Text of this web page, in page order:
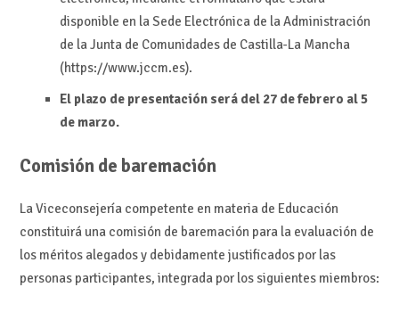
disponible en la Sede Electrónica de la Administración
de la Junta de Comunidades de Castilla-La Mancha
(https://www.jccm.es).
El plazo de presentación será del 27 de febrero al 5
de marzo.
Comisión de baremación
La Viceconsejería competente en materia de Educación
constituirá una comisión de baremación para la evaluación de
los méritos alegados y debidamente justificados por las
personas participantes, integrada por los siguientes miembros: